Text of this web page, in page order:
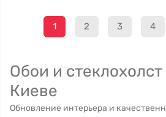
1 2 3 4
Обои и
Киеве
Обновление интерьера и